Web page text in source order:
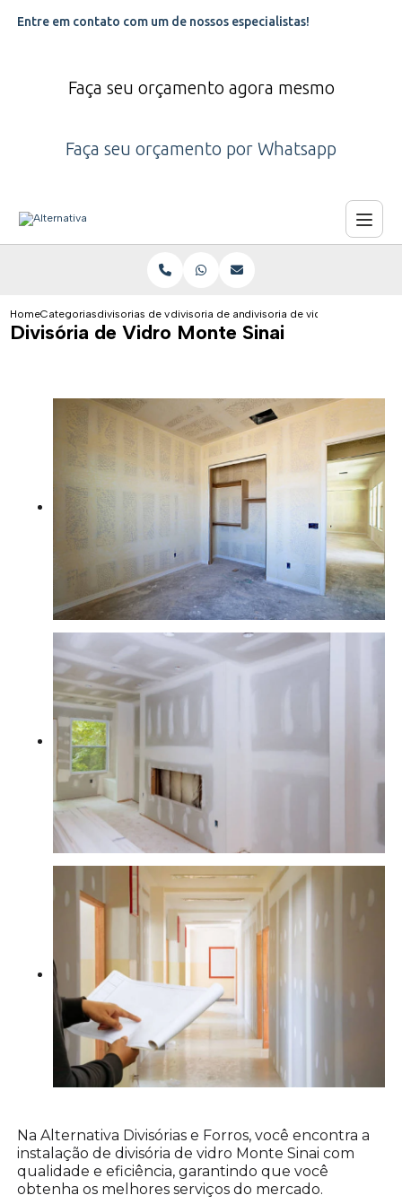
Entre em contato com um de nossos especialistas!
Faça seu orçamento agora mesmo
Faça seu orçamento por Whatsapp
HomeCategoriasdivisorias de vidrodivisoria de ambiente de vidro
divisoria de vidro monte sinai
Divisória de Vidro Monte Sinai
Na Alternativa Divisórias e Forros, você encontra a
instalação de divisória de vidro Monte Sinai com
qualidade e eficiência, garantindo que você
obtenha os melhores serviços do mercado.